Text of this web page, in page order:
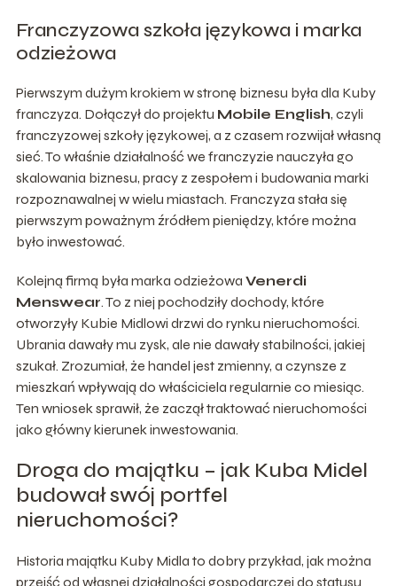
Franczyzowa szkoła językowa i marka
odzieżowa
Pierwszym dużym krokiem w stronę biznesu była dla Kuby
franczyza. Dołączył do projektu Mobile English, czyli
franczyzowej szkoły językowej, a z czasem rozwijał własną
sieć. To właśnie działalność we franczyzie nauczyła go
skalowania biznesu, pracy z zespołem i budowania marki
rozpoznawalnej w wielu miastach. Franczyza stała się
pierwszym poważnym źródłem pieniędzy, które można
było inwestować.
Kolejną firmą była marka odzieżowa Venerdi
Menswear. To z niej pochodziły dochody, które
otworzyły Kubie Midlowi drzwi do rynku nieruchomości.
Ubrania dawały mu zysk, ale nie dawały stabilności, jakiej
szukał. Zrozumiał, że handel jest zmienny, a czynsze z
mieszkań wpływają do właściciela regularnie co miesiąc.
Ten wniosek sprawił, że zaczął traktować nieruchomości
jako główny kierunek inwestowania.
Droga do majątku – jak Kuba Midel
budował swój portfel
nieruchomości?
Historia majątku Kuby Midla to dobry przykład, jak można
przejść od własnej działalności gospodarczej do statusu